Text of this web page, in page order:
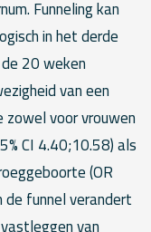
Funneling kan
in het derde
20 weken
van een
voor vrouwen
CI 4.40;10.58) als
(OR
de funnel verandert